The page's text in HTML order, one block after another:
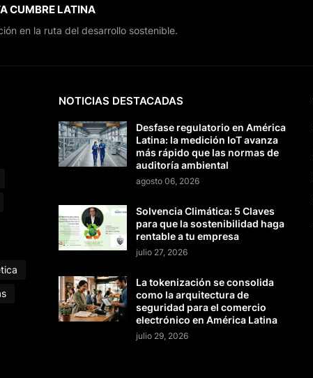
CUMBRE LATINA
en la ruta del desarrollo sostenible.
NOTICIAS DESTACADAS
Desfase regulatorio en América
Latina: la medición IoT avanza
más rápido que las normas de
auditoría ambiental
agosto 06, 2026
Solvencia Climática: 5 Claves
para que la sostenibilidad haga
rentable a tu empresa
julio 27, 2026
La tokenización se consolida
como la arquitectura de
seguridad para el comercio
electrónico en América Latina
julio 29, 2026